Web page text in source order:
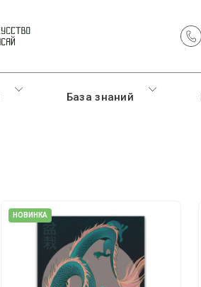
База знаний
НОВИНКА